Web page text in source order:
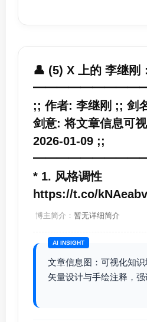
👤 (5) X 上的 李继刚
;; 作者: 李继刚 ;; 剑
剑意: 将文章信息可
2026-01-09 ;;
* 1. 风格调性
https://t.co/
博主简介： 暂无详细简介
AI INSIGHT
文章信息图：可视化知
矢量设计与手绘注释，